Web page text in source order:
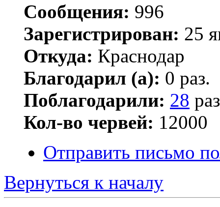
Сообщения: 996
Зарегистрирован: 25
Откуда: Краснодар
Благодарил (а): 0 раз.
Поблагодарили: 28
Кол-во червей: 12000
Отправить письмо
Вернуться к началу